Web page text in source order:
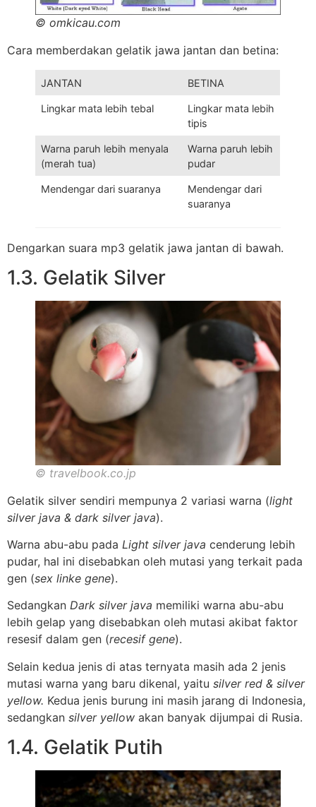
© omkicau.com
Cara memberdakan gelatik jawa jantan dan betina:
JANTAN BETINA
Lingkar mata lebih tebal
Lingkar mata lebih
tipis
Warna paruh lebih menyala
(merah tua)
Warna paruh lebih
pudar
Mendengar dari suaranya
Mendengar dari
suaranya
Dengarkan suara mp3 gelatik jawa jantan di bawah.
1.3. Gelatik Silver
© travelbook.co.jp
Gelatik silver sendiri mempunya 2 variasi warna (light
silver java & dark silver java).
Warna abu-abu pada Light silver java cenderung lebih
pudar, hal ini disebabkan oleh mutasi yang terkait pada
gen (sex linke gene).
Sedangkan Dark silver java memiliki warna abu-abu
lebih gelap yang disebabkan oleh mutasi akibat faktor
resesif dalam gen (recesif gene).
Selain kedua jenis di atas ternyata masih ada 2 jenis
mutasi warna yang baru dikenal, yaitu silver red & silver
yellow. Kedua jenis burung ini masih jarang di Indonesia,
sedangkan silver yellow akan banyak dijumpai di Rusia.
1.4. Gelatik Putih